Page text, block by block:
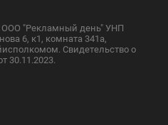
ООО "Рекламный день" УНП
6, к1, комната 341а,
Свидетельство о
30.11.2023.